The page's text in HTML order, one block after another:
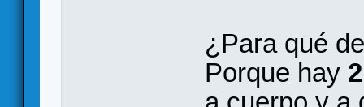
¿Para qué
Porque hay